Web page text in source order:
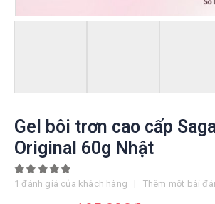
Gel bôi trơn cao cấp
Original 60g Nhật
5.00out of 5
1 đánh giá của khách hàng | Thêm một bài